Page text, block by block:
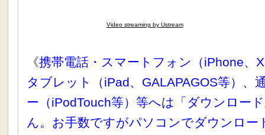
Video streaming by Ustream
《携帯電話・スマートフォン（iPhone、
タブレット（iPad、GALAPAGOS等）、
ー（iPodTouch等）等へは「ダウンロー
ん。お手数ですがパソコンでダウンロー